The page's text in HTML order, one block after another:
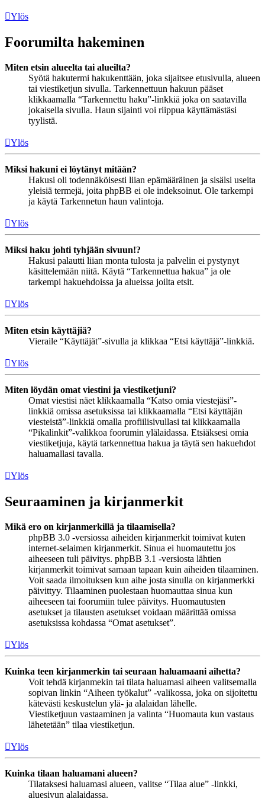
Ylös
Foorumilta hakeminen
Miten etsin alueelta tai alueilta?
Syötä hakutermi hakukenttään, joka sijaitsee etusivulla, alueen
tai viestiketjun sivulla. Tarkennettuun hakuun pääset
klikkaamalla “Tarkennettu haku”-linkkiä joka on saatavilla
jokaisella sivulla. Haun sijainti voi riippua käyttämästäsi
tyylistä.
Ylös
Miksi hakuni ei löytänyt mitään?
Hakusi oli todennäköisesti liian epämääräinen ja sisälsi useita
yleisiä termejä, joita phpBB ei ole indeksoinut. Ole tarkempi
ja käytä Tarkennetun haun valintoja.
Ylös
Miksi haku johti tyhjään sivuun!?
Hakusi palautti liian monta tulosta ja palvelin ei pystynyt
käsittelemään niitä. Käytä “Tarkennettua hakua” ja ole
tarkempi hakuehdoissa ja alueissa joilta etsit.
Ylös
Miten etsin käyttäjiä?
Vieraile “Käyttäjät”-sivulla ja klikkaa “Etsi käyttäjä”-linkkiä.
Ylös
Miten löydän omat viestini ja viestiketjuni?
Omat viestisi näet klikkaamalla “Katso omia viestejäsi”-
linkkiä omissa asetuksissa tai klikkaamalla “Etsi käyttäjän
viesteistä”-linkkiä omalla profiilisivullasi tai klikkaamalla
“Pikalinkit”-valikkoa foorumin ylälaidassa. Etsiäksesi omia
viestiketjuja, käytä tarkennettua hakua ja täytä sen hakuehdot
haluamallasi tavalla.
Ylös
Seuraaminen ja kirjanmerkit
Mikä ero on kirjanmerkillä ja tilaamisella?
phpBB 3.0 -versiossa aiheiden kirjanmerkit toimivat kuten
internet-selaimen kirjanmerkit. Sinua ei huomautettu jos
aiheeseen tuli päivitys. phpBB 3.1 -versiosta lähtien
kirjanmerkit toimivat samaan tapaan kuin aiheiden tilaaminen.
Voit saada ilmoituksen kun aihe josta sinulla on kirjanmerkki
päivittyy. Tilaaminen puolestaan huomauttaa sinua kun
aiheeseen tai foorumiin tulee päivitys. Huomautusten
asetukset ja tilausten asetukset voidaan määrittää omissa
asetuksissa kohdassa “Omat asetukset”.
Ylös
Kuinka teen kirjanmerkin tai seuraan haluamaani aihetta?
Voit tehdä kirjanmekin tai tilata haluamasi aiheen valitsemalla
sopivan linkin “Aiheen työkalut” -valikossa, joka on sijoitettu
kätevästi keskustelun ylä- ja alalaidan lähelle.
Viestiketjuun vastaaminen ja valinta “Huomauta kun vastaus
lähetetään” tilaa viestiketjun.
Ylös
Kuinka tilaan haluamani alueen?
Tilataksesi haluamasi alueen, valitse “Tilaa alue” -linkki,
aluesivun alalaidassa.